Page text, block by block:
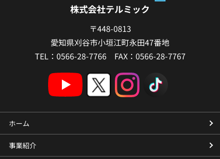
株式会社テルミック
〒448-0813
愛知県刈谷市小垣江町永田47番地
TEL：0566-28-7766 FAX：0566-28-7767
ホーム
事業紹介